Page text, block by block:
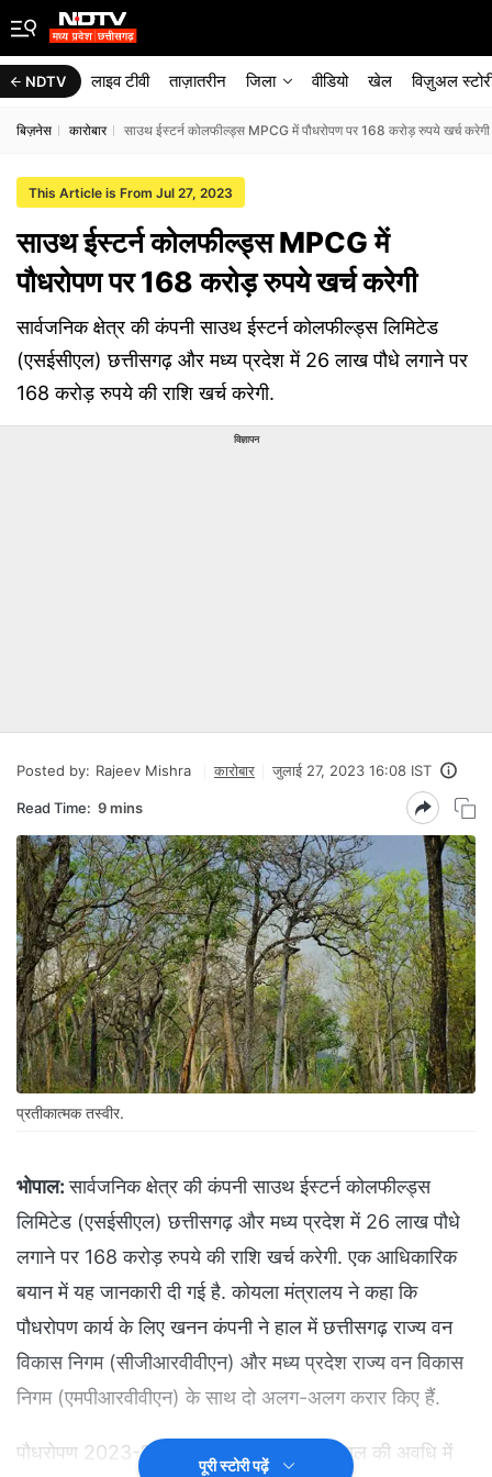
NDTV लाइव टीवी ताज़ातरीन जिला वीडियो खेल विज़ुअल
बिज़नेस कारोबार साउथ ईस्टर्न कोलफील्ड्स MPCG में पौधरोपण पर 168 करोड़ रुपये खर्च करेगी
This Article is From Jul 27, 2023
साउथ ईस्टर्न कोलफील्ड्स MPCG में
पौधरोपण पर 168 करोड़ रुपये खर्च करेगी
सार्वजनिक क्षेत्र की कंपनी साउथ ईस्टर्न कोलफील्ड्स लिमिटेड
(एसईसीएल) छत्तीसगढ़ और मध्य प्रदेश में 26 लाख पौधे लगाने पर
168 करोड़ रुपये की राशि खर्च करेगी.
विज्ञापन
Posted by: Rajeev Mishra कारोबार जुलाई 27, 2023 16:08 IST
Read Time: 9 mins
प्रतीकात्मक तस्वीर.
भोपाल: सार्वजनिक क्षेत्र की कंपनी साउथ ईस्टर्न कोलफील्ड्स
लिमिटेड (एसईसीएल) छत्तीसगढ़ और मध्य प्रदेश में 26 लाख पौधे
लगाने पर 168 करोड़ रुपये की राशि खर्च करेगी. एक आधिकारिक
बयान में यह जानकारी दी गई है. कोयला मंत्रालय ने कहा कि
पौधरोपण कार्य के लिए खनन कंपनी ने हाल में छत्तीसगढ़ राज्य वन
विकास निगम (सीजीआरवीवीएन) और मध्य प्रदेश राज्य वन विकास
निगम (एमपीआरवीवीएन) के साथ दो अलग-अलग करार किए हैं.
पौधरोपण 2023-24 से 2027-28 तक पांच साल की अवधि में
पूरी स्टोरी पढ़ें